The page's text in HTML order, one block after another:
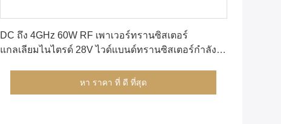
DC ถึง 4GHz 60W RF เพาเวอร์ทรานซิสเตอร์
แกลเลียมไนไตรด์ 28V ไวด์แบนด์ทรานซิสเตอร์กำลัง
หา ราคา ที่ ดี ที่สุด